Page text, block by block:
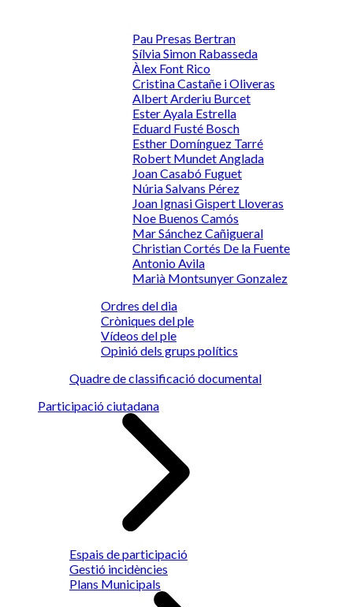
Pau Presas Bertran
Sílvia Simon Rabasseda
Àlex Font Rico
Cristina Castañe i Oliveras
Albert Arderiu Burcet
Ester Ayala Estrella
Eduard Fusté Bosch
Esther Domínguez Tarré
Robert Mundet Anglada
Joan Casabó Fuguet
Núria Salvans Pérez
Joan Ignasi Gispert Lloveras
Noe Buenos Camós
Mar Sánchez Cañigueral
Christian Cortés De la Fuente
Antonio Avila
Marià Montsunyer Gonzalez
Ordres del dia
Cròniques del ple
Vídeos del ple
Opinió dels grups polítics
Quadre de classificació documental
Participació ciutadana
Espais de participació
Gestió incidències
Plans Municipals